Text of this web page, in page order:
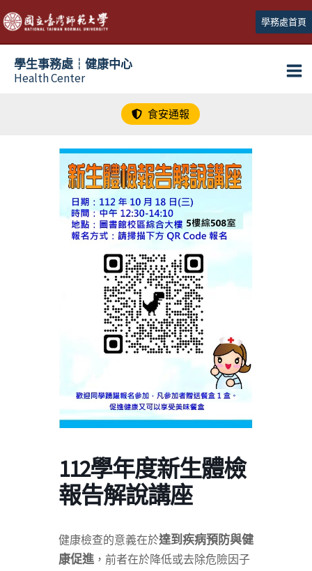
跳
至
主
學務處首頁
學生事務處┆健康中心
Health Center
食安通報
112學年度新生體檢
報告解說講座
健康檢查的意義在於達到疾病預防與健
康促進，前者在於降低或去除危險因子